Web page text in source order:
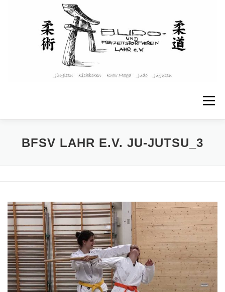
Menü
STARTSEITE ÜBER UNS
TRAININGSPLAN WEITERE INFOS KONTAKT
BFSV LAHR E.V. JU-JUTSU_3